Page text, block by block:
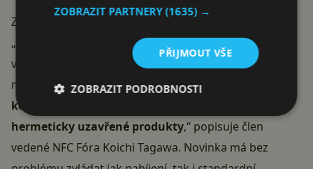
Zvládne komunikovat i nabíjet
„Bezdrátové nabíjení přes NFC je opravdu pokroková
věc, protože změní možnosti designu a interakce s
malými, bateriemi poháněnými zařízeními.
konektory i kontakty a umožní vytvářet menší a
hermeticky uzavřené produkty,“ popisuje člen
vedené NFC Fóra Koichi Tagawa. Novinka má bez
ZOBRAZIT PARTNERY(1635) →
PŘIJMOUT VŠE
ZOBRAZIT PODROBNOSTI